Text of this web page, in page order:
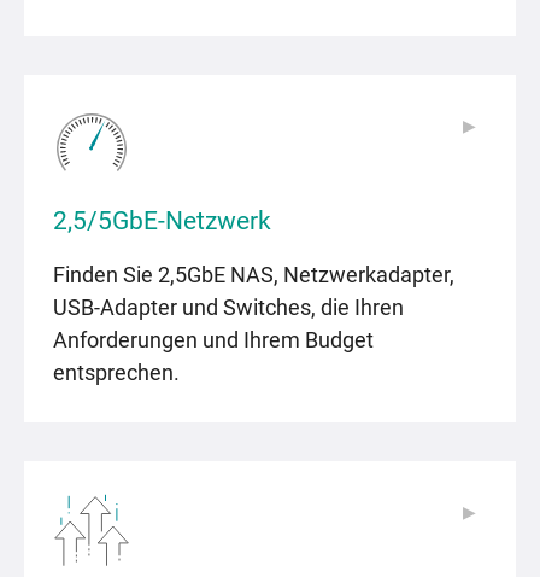
2,5/5GbE-Netzwerk
Finden Sie 2,5GbE NAS, Netzwerkadapter,
USB-Adapter und Switches, die Ihren
Anforderungen und Ihrem Budget
entsprechen.
▶
▶